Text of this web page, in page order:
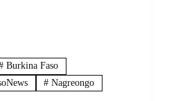
Burkina Faso
# Nagreongo